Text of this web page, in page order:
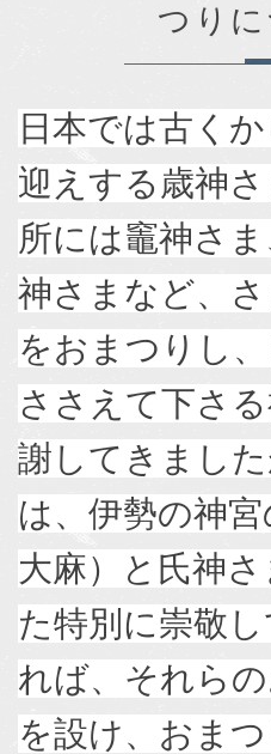
つり
日本では古く
迎えする歳神
所には竈神さ
神さまなど、
をおまつりし
ささえて下さ
謝してきまし
は、伊勢の神
大麻）と氏神
た特別に崇敬
れば、それら
を設け、おま